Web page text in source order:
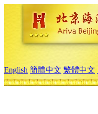
English 簡體中文 繁體中文